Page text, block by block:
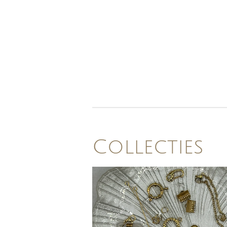
Collecties